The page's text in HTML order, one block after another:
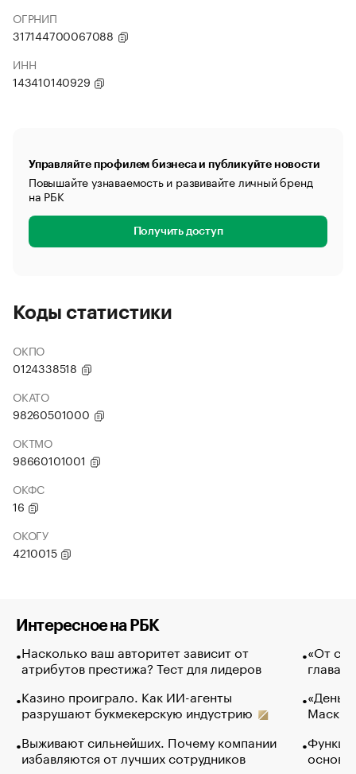
ОГРНИП
317144700067088
ИНН
143410140929
Управляйте профилем бизнеса и публикуйте новости
Повышайте узнаваемость и развивайте личный бренд
на РБК
Получить доступ
Коды статистики
ОКПО
0124338518
ОКАТО
98260501000
ОКТМО
98660101001
ОКФС
16
ОКОГУ
4210015
Интересное на РБК
Насколько ваш авторитет зависит от
атрибутов престижа? Тест для лидеров
Казино проиграло. Как ИИ-агенты
разрушают букмекерскую индустрию
Выживают сильнейших. Почему компании
избавляются от лучших сотрудников
«От
глава
Маск в
основ